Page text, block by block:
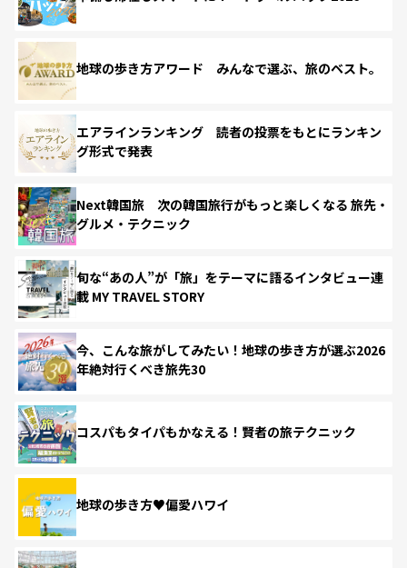
地球の歩き方アワード みんなで選ぶ、旅のベスト。
エアラインランキング 読者の投票をもとにランキン
グ形式で発表
Next韓国旅 次の韓国旅行がもっと楽しくなる 旅先・
グルメ・テクニック
旬な“あの人”が「旅」をテーマに語るインタビュー連
載 MY TRAVEL STORY
今、こんな旅がしてみたい！地球の歩き方が選ぶ2026
年絶対行くべき旅先30
コスパもタイパもかなえる！賢者の旅テクニック
地球の歩き方♥偏愛ハワイ